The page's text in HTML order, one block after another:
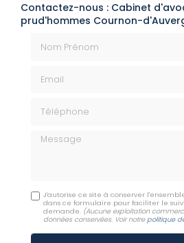
Contactez-nous : Cabinet
prud'hommes Cournon-
Message
J'autorise ce site à conserver
dans ce formulaire pour faciliter le
demande. (Aucune exploitation
données conservées. Voir notre politique